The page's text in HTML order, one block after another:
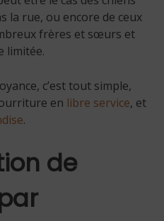
la rue, ou encore de ceux
frères et sœurs et
limitée.
c’est tout simple,
en libre service, et
.
de